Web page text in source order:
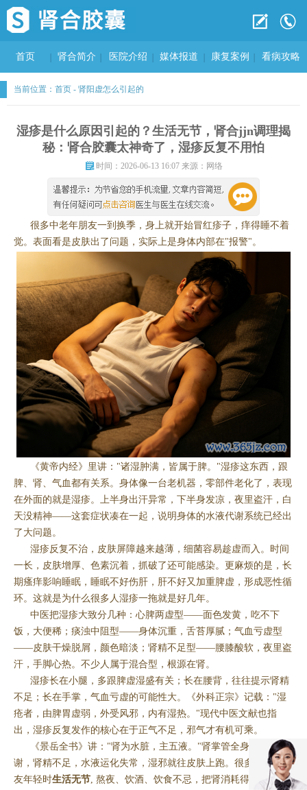
首页 肾合简介 医院介绍 媒体报道 康复案例 看病攻略
当前位置： 首页 - 肾阳虚怎么引起的
湿疹是什么原因引起的？生活无节，肾合jjn调理揭
秘：肾合胶囊太神奇了，湿疹反复不用怕
时间：2026-06-13 16:07 来源：网络
很多中老年朋友一到换季，身上就开始冒红疹子，痒得睡不着
觉。表面看是皮肤出了问题，实际上是身体内部在"报警"。
《黄帝内经》里讲："诸湿肿满，皆属于脾。"湿疹这东西，跟
脾、肾、气血都有关系。身体像一台老机器，零部件老化了，表现
在外面的就是湿疹。上半身出汗异常，下半身发凉，夜里盗汗，白
天没精神——这套症状凑在一起，说明身体的水液代谢系统已经出
了大问题。
湿疹反复不治，皮肤屏障越来越薄，细菌容易趁虚而入。时间
一长，皮肤增厚、色素沉着，抓破了还可能感染。更麻烦的是，长
期瘙痒影响睡眠，睡眠不好伤肝，肝不好又加重脾虚，形成恶性循
环。这就是为什么很多人湿疹一拖就是好几年。
中医把湿疹大致分几种：心脾两虚型——面色发黄，吃不下
饭，大便稀；痰浊中阻型——身体沉重，舌苔厚腻；气血亏虚型
——皮肤干燥脱屑，颜色暗淡；肾精不足型——腰膝酸软，夜里盗
汗，手脚心热。不少人属于混合型，根源在肾。
湿疹长在小腿，多跟脾虚湿盛有关；长在腰背，往往提示肾精
不足；长在手掌，气血亏虚的可能性大。《外科正宗》记载："湿
疮者，由脾胃虚弱，外受风邪，内有湿热。"现代中医文献也指
出，湿疹反复发作的核心在于正气不足，邪气才有机可乘。
《景岳全书》讲："肾为水脏，主五液。"肾掌管全身水液代
谢，肾精不足，水液运化失常，湿邪就往皮肤上跑。很多中老年朋
友年轻时生活无节, 熬夜、饮酒、饮食不忌，把肾消耗得差不多